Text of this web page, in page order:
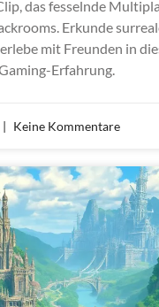
das fesselnde
Erkunde
mit Freunden in
Erfahrung.
Keine Kommentare